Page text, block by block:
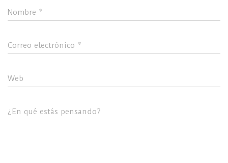
Nombre *
Correo electrónico *
Web
¿En qué estás pensando?